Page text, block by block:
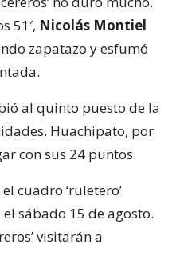
51′, Nicolás Montiel
zapatazo y esfumó
al quinto puesto de la
Huachipato, por
con sus 24 puntos.
el cuadro ‘ruletero’
el sábado 15 de agosto.
visitarán a